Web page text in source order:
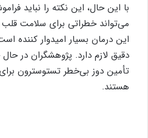
با این حال، این نکته را نباید
می‌تواند خطراتی برای سلامت قلب
این درمان بسیار امیدوار کننده
دقیق لازم دارد. پژوهشگران در
تأمین دوز بی‌خطر تستوسترون
هستند.